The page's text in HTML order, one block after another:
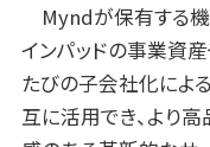
Myndが保有する機
インパッドの事業資
たびの子会社化によ
互に活用でき、より